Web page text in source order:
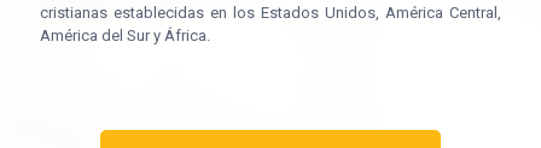
cristianas establecidas en los Estados Unidos, América Central,
América del Sur y África.